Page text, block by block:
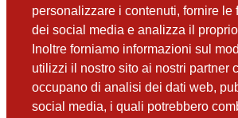
personalizzare i contenuti, fornire le
dei social media e analizza il
Inoltre forniamo informazioni sul
utilizzi il nostro sito ai nostri partner
occupano di analisi dei dati web,
social media, i quali potrebbero